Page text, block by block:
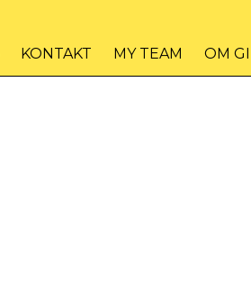
KONTAKT MY TEAM OM